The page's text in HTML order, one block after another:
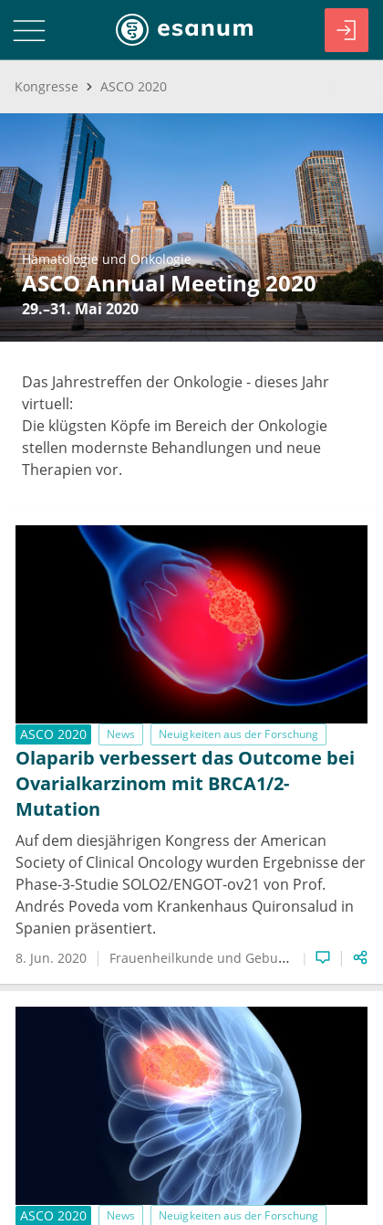
Kongresse ASCO 2020
Hämatologie und Onkologie
ASCO Annual Meeting 2020
29.–31. Mai 2020
Das Jahrestreffen der Onkologie - dieses Jahr
virtuell:
Die klügsten Köpfe im Bereich der Onkologie
stellen modernste Behandlungen und neue
Therapien vor.
ASCO 2020 News Neuigkeiten aus der Forschung
Olaparib verbessert das Outcome bei
Ovarialkarzinom mit BRCA1/2-
Mutation
Auf dem diesjährigen Kongress der American
Society of Clinical Oncology wurden Ergebnisse der
Phase-3-Studie SOLO2/ENGOT-ov21 von Prof.
Andrés Poveda vom Krankenhaus Quironsalud in
Spanien präsentiert.
8. Jun. 2020 Frauenheilkunde und Geburtshilfe
ASCO 2020 News Neuigkeiten aus der Forschung